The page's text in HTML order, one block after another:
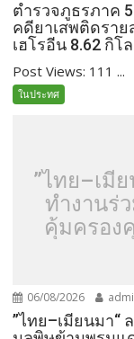
ตำรวจภูธรภาค
คดียาเสพติดราย
เฮโรอีน 8.62 กิโ
Post Views: 111 ...
ในประทศ
”ไทย–เมี
ทำงานร่
คุ้มครอง
06/08/2026
”ไทย–เมียนมา“